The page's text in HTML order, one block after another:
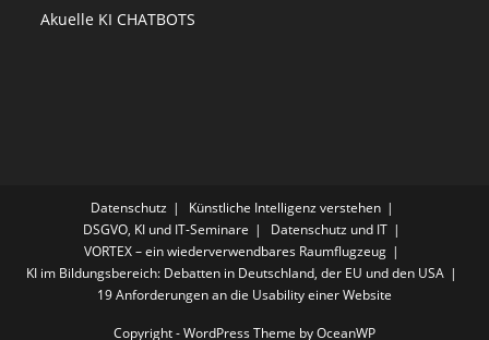
Akuelle KI CHATBOTS
Datenschutz
Künstliche Intelligenz verstehen
DSGVO, KI und IT-Seminare
Datenschutz und IT
VORTEX – ein wiederverwendbares Raumflugzeug
KI im Bildungsbereich: Debatten in Deutschland, der EU und den USA
19 Anforderungen an die Usability einer Website
Copyright - WordPress Theme by OceanWP